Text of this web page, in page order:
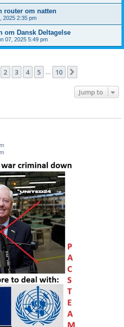
router om natten
2025 2:35 pm
om Dansk Deltagelse
07, 2025 5:49 pm
1of 10
2 3 4 5 10
Jump to